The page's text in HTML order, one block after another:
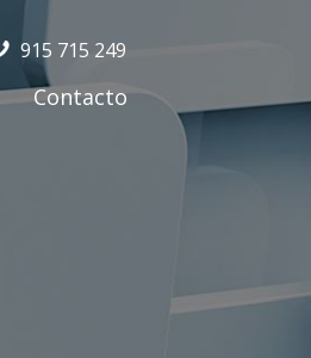
915 715 249
Contacto